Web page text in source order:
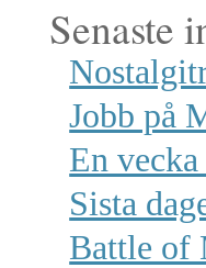
Senaste
Jobb på
En
Sista
Battle of